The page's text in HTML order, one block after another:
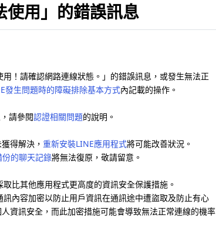
用」的錯誤訊息
！請確認網路連線狀態。」的錯誤訊息，或發生無法正
發生問題時的障礙排除基本方式內記載的操作。
請參閱認證相關問題的說明。
得解決， 重新安裝LINE應用程式將可能改善狀況。
份的聊天記錄將無法復原，敬請留意。
比其他應用程式更高度的資訊安全保護措施。
內容加密以防止用戶資訊在通訊途中遭盜取及防止有心
資訊安全，而此加密措施可能會導致無法正常連線的機率